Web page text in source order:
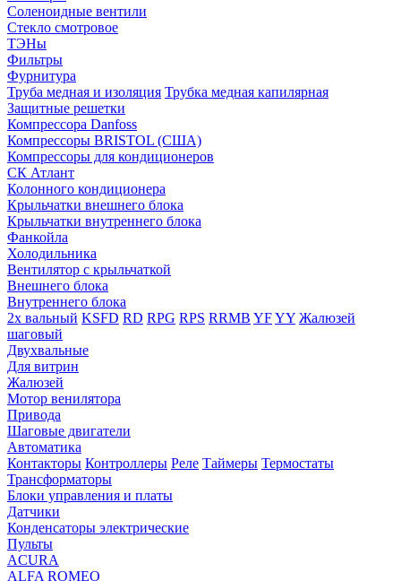
Соленоидные вентили
Стекло смотровое
ТЭНы
Фильтры
Фурнитура
Труба медная и изоляция Трубка медная капилярная
Защитные решетки
Компрессора Danfoss
Компрессоры BRISTOL (США)
Компрессоры для кондиционеров
СК Атлант
Колонного кондиционера
Крыльчатки внешнего блока
Крыльчатки внутреннего блока
Фанкойла
Холодильника
Вентилятор с крыльчаткой
Внешнего блока
Внутреннего блока
2х вальный KSFD RD RPG RPS RRMB YFYY Жалюзей
шаговый
Двухвальные
Для витрин
Жалюзей
Мотор венилятора
Привода
Шаговые двигатели
Автоматика
Контакторы Контроллеры Реле Таймеры Термостаты
Трансформаторы
Блоки управления и платы
Датчики
Конденсаторы электрические
Пульты
ACURA
ALFA ROMEO